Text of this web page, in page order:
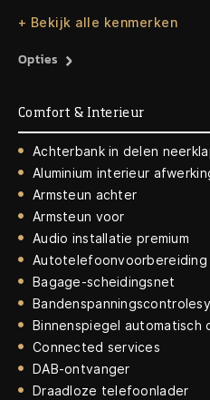
+ Bekijk alle kenmerken
Opties
Comfort & Interieur
Achterbank in delen
Aluminium interieur
Armsteun achter
Armsteun voor
Audio installatie premium
Bagage-scheidingsnet
Binnenspiegel automatisch
Connected services
DAB-ontvanger
Draadloze telefoonlader